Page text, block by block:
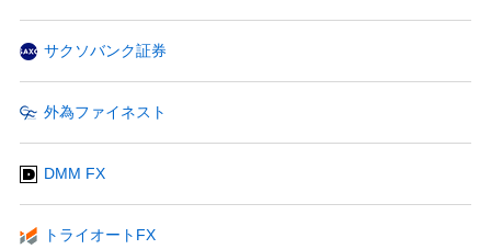
サクソバンク証券
外為ファイネスト
DMM FX
トライオートFX